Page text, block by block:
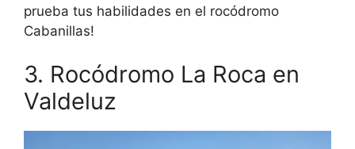
prueba tus habilidades en el rocódromo
Cabanillas!
3. Rocódromo La Roca en
Valdeluz